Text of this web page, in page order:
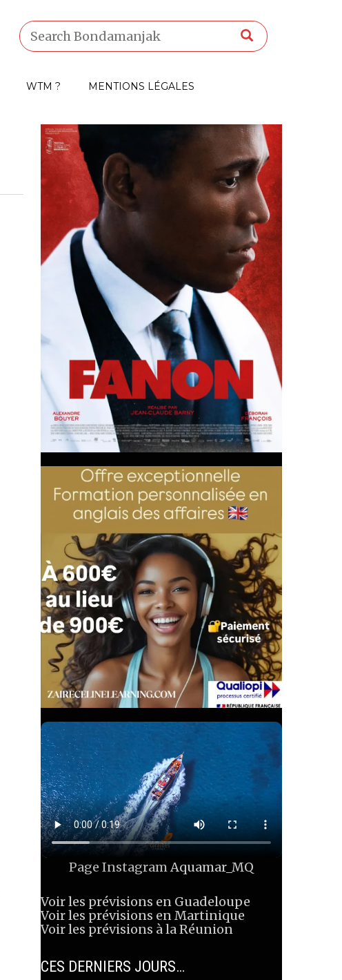
WTM ? MENTIONS LÉGALES
Page InstagramAquamar_MQ
Voir les prévisions en Guadeloupe
Voir les prévisions en Martinique
Voir les prévisions à la Réunion
CES DERNIERS JOURS…